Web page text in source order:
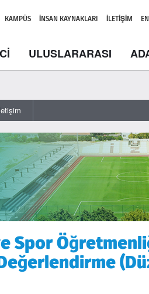
KAMPÜS İNSAN KAYNAKLARI İLETIŞIM
ULUSLARARASI
Spor